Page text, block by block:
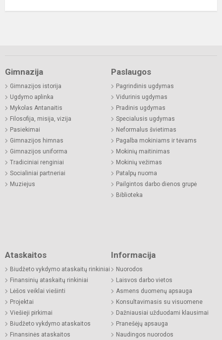
Gimnazija
Gimnazijos istorija
Ugdymo aplinka
Mykolas Antanaitis
Filosofija, misija, vizija
Pasiekimai
Gimnazijos himnas
Gimnazijos uniforma
Tradiciniai renginiai
Socialiniai partneriai
Muziejus
Paslaugos
Pagrindinis ugdymas
Vidurinis ugdymas
Pradinis ugdymas
Specialusis ugdymas
Neformalus švietimas
Pagalba mokiniams ir tėvams
Mokinių maitinimas
Mokinių vežimas
Patalpų nuoma
Pailgintos darbo dienos grupė
Biblioteka
Ataskaitos
Biudžeto vykdymo ataskaitų rinkiniai
Finansinių ataskaitų rinkiniai
Lėšos veiklai viešinti
Projektai
Viešieji pirkimai
Biudžeto vykdymo ataskaitos
Finansinės ataskaitos
Informacija
Nuorodos
Laisvos darbo vietos
Asmens duomenų apsauga
Konsultavimasis su visuomene
Dažniausiai užduodami klausimai
Pranešėjų apsauga
Naudingos nuorodos